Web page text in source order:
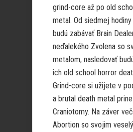
grind-core až po old
metal. Od siedmej
budú zabávať Brain
neďalekého Zvolena so
metalom, nasledovať
ich old school horror
Grind-core si užijete v
a brutal death metal
Craniotomy. Na záver
Abortion so svojim